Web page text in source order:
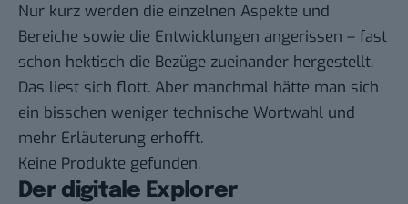
Nur kurz werden die einzelnen Aspekte und
Bereiche sowie die Entwicklungen angerissen – fast
schon hektisch die Bezüge zueinander hergestellt.
Das liest sich flott. Aber manchmal hätte man sich
ein bisschen weniger technische Wortwahl und
mehr Erläuterung erhofft.
Keine Produkte gefunden.
Der digitale Explorer